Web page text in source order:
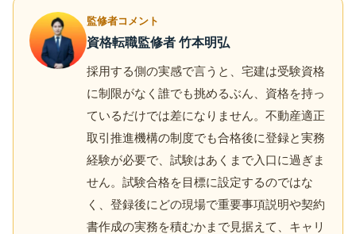
監修者コメント
資格転職監修者 竹本明弘
採用する側の実感で言うと、宅建は受験資格
に制限がなく誰でも挑めるぶん、資格を持っ
ているだけでは差になりません。不動産適正
取引推進機構の制度でも合格後に登録と実務
経験が必要で、試験はあくまで入口に過ぎま
せん。試験合格を目標に設定するのではな
く、登録後にどの現場で重要事項説明や契約
書作成の実務を積むかまで見据えて、キャリ